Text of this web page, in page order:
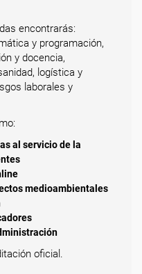
encontrarás:
y programación,
y docencia,
logística y
laborales y
al servicio de la
medioambientales
oficial.